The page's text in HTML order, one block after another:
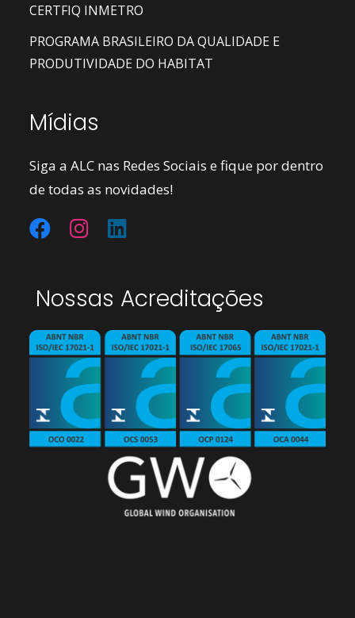
CERTFIQ INMETRO
PROGRAMA BRASILEIRO DA QUALIDADE E
PRODUTIVIDADE DO HABITAT
Mídias
Siga a ALC nas Redes Sociais e fique por dentro
de todas as novidades!
Nossas Acreditações